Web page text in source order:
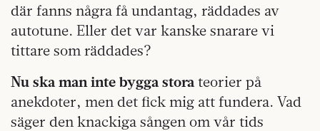
där fanns några få undantag, räddades av
autotune. Eller det var kanske snarare vi
tittare som räddades?
Nu ska man inte bygga stora teorier på
anekdoter, men det fick mig att fundera. Vad
säger den knackiga sången om vår tids